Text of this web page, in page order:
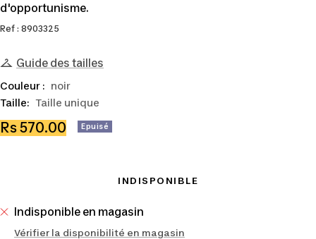
d'opportunisme.
Ref : 8903325
Guide des tailles
Taille: Taille unique
Couleur : noir
Prix
Rs 570.00 Epuisé
INDISPONIBLE
Indisponible en magasin
Vérifier la disponibilité en magasin